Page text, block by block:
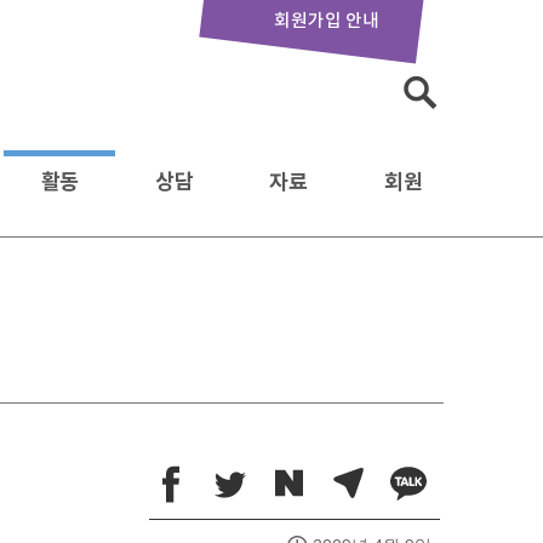
회원가입 안내
활동 상담 자료 회원